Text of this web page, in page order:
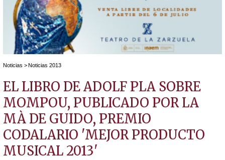
Noticias > Noticias 2013
EL LIBRO DE ADOLF PLA SOBRE
MOMPOU, PUBLICADO POR LA
MÀ DE GUIDO, PREMIO
CODALARIO 'MEJOR PRODUCTO
MUSICAL 2013'